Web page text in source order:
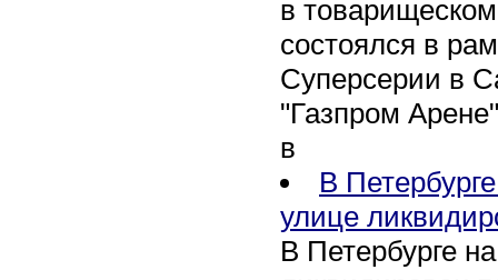
в
состоялся в
Суперсерии в
"Газпром
в
В
улице
В Петербурге